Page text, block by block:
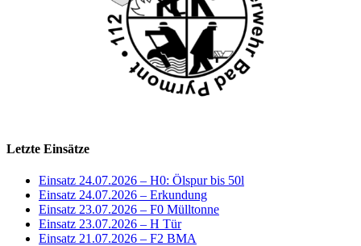
Letzte Einsätze
Einsatz 24.07.2026 – H0: Ölspur bis 50l
Einsatz 24.07.2026 – Erkundung
Einsatz 23.07.2026 – F0 Mülltonne
Einsatz 23.07.2026 – H Tür
Einsatz 21.07.2026 – F2 BMA